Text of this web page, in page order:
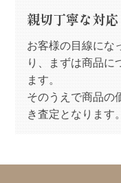
親切丁寧な対応
お客様の目線にな
り、まずは商品に
ます。
そのうえで商品の
き査定となります。